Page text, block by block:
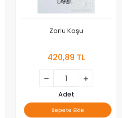
Zorlu Koşu
420,89 TL
Adet
Sepete Ekle